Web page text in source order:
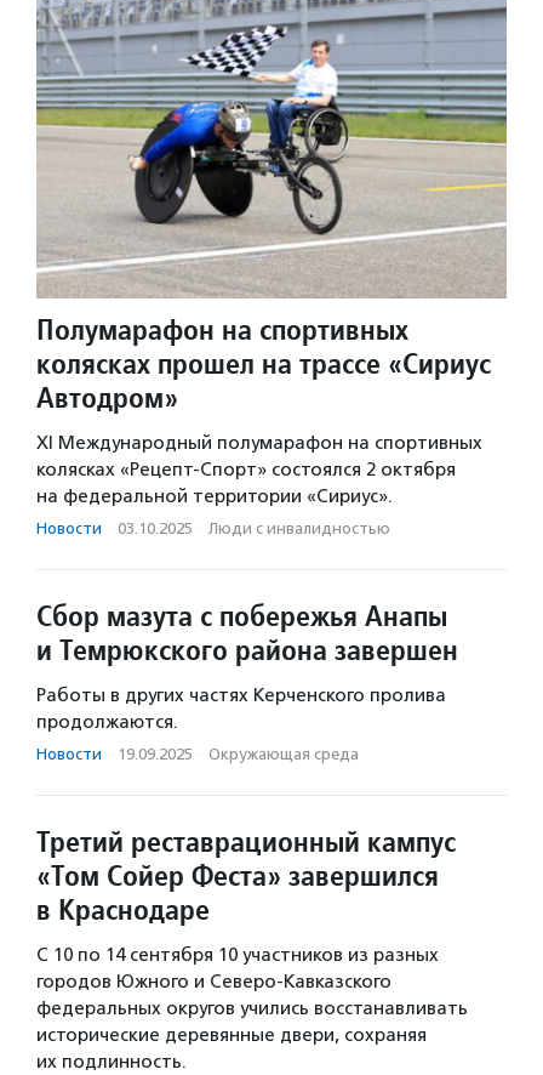
Полумарафон на спортивных
колясках прошел на трассе «Сириус
Автодром»
XI Международный полумарафон на спортивных
колясках «Рецепт-Спорт» состоялся 2 октября
на федеральной территории «Сириус».
Новости · 03.10.2025 · Люди с инвалидностью
Сбор мазута с побережья Анапы
и Темрюкского района завершен
Работы в других частях Керченского пролива
продолжаются.
Новости · 19.09.2025 · Окружающая среда
Третий реставрационный кампус
«Том Сойер Феста» завершился
в Краснодаре
С 10 по 14 сентября 10 участников из разных
городов Южного и Северо-Кавказского
федеральных округов учились восстанавливать
исторические деревянные двери, сохраняя
их подлинность.